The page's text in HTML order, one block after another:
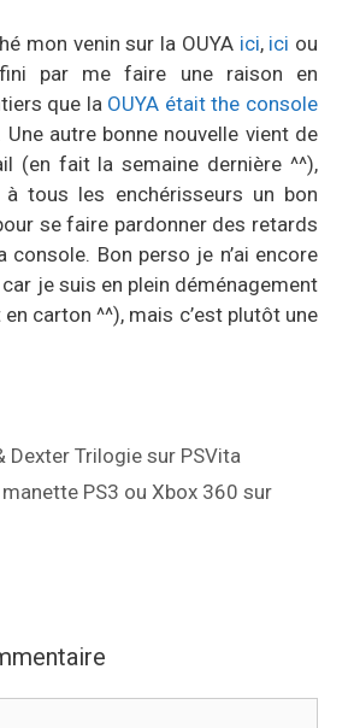
mon venin sur la OUYA ici, ici ou
par me faire une raison en
que la OUYA était the console
Une autre bonne nouvelle vient de
(en fait la semaine dernière ^^),
à tous les enchérisseurs un bon
se faire pardonner des retards
console. Bon perso je n’ai encore
je suis en plein déménagement
carton ^^), mais c’est plutôt une
Dexter Trilogie sur PSVita
PS3 ou Xbox 360 sur